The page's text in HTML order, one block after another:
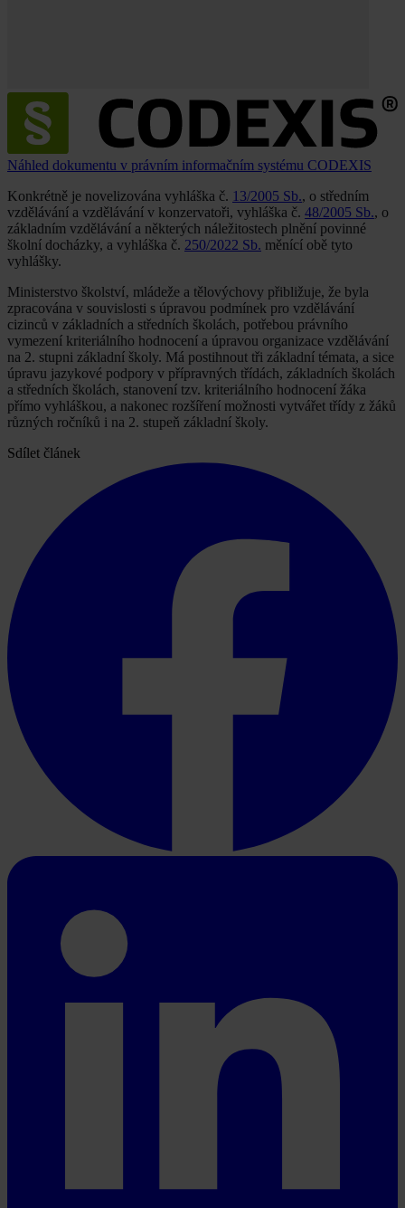
Náhled dokumentu v právním informačním systému CODEXIS
Konkrétně je novelizována vyhláška č. 13/2005 Sb., o středním
vzdělávání a vzdělávání v konzervatoři, vyhláška č. 48/2005 Sb., o
základním vzdělávání a některých náležitostech plnění povinné
školní docházky, a vyhláška č. 250/2022 Sb. měnící obě tyto
vyhlášky.
Ministerstvo školství‚ mládeže a tělovýchovy přibližuje, že byla
zpracována v souvislosti s úpravou podmínek pro vzdělávání
cizinců v základních a středních školách, potřebou právního
vymezení kriteriálního hodnocení a úpravou organizace vzdělávání
na 2. stupni základní školy. Má postihnout tři základní témata, a sice
úpravu jazykové podpory v přípravných třídách, základních školách
a středních školách, stanovení tzv. kriteriálního hodnocení žáka
přímo vyhláškou, a nakonec rozšíření možnosti vytvářet třídy z žáků
různých ročníků i na 2. stupeň základní školy.
Sdílet článek